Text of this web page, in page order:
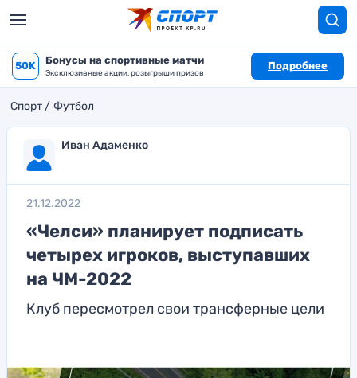
50K Бонусы на спортивные матчи
Эксклюзивные акции, розыгрыши призов
Подробнее
Спорт Футбол
Иван Адаменко
21.12.2022
«Челси» планирует подписать
четырех игроков, выступавших
на ЧМ-2022
Клуб пересмотрел свои трансферные цели